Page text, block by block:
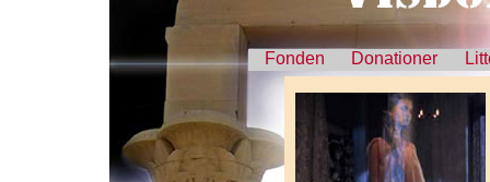
Fonden Donationer